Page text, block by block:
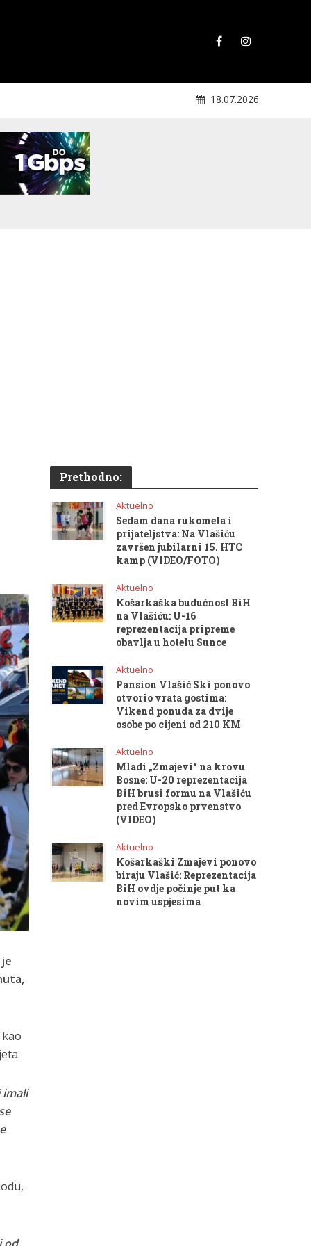
18.07.2026
imali
od
Prethodno:
Aktuelno
Sedam dana rukometa i
prijateljstva: Na Vlašiću
završen jubilarni 15. HTC
kamp (VIDEO/FOTO)
Aktuelno
Košarkaška budućnost BiH
na Vlašiću: U-16
reprezentacija pripreme
obavlja u hotelu Sunce
Aktuelno
Pansion Vlašić Ski ponovo
otvorio vrata gostima:
Vikend ponuda za dvije
osobe po cijeni od 210 KM
Aktuelno
Mladi „Zmajevi“ na krovu
Bosne: U-20 reprezentacija
BiH brusi formu na Vlašiću
pred Evropsko prvenstvo
(VIDEO)
Aktuelno
Košarkaški Zmajevi ponovo
biraju Vlašić: Reprezentacija
BiH ovdje počinje put ka
novim uspjesima